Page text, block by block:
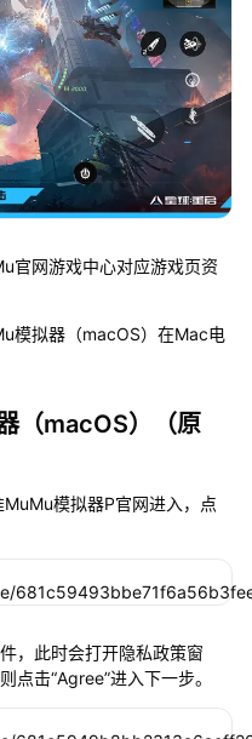
官网游戏中心对应游戏页资
模拟器（macOS）在Mac电
（macOS）（原
模拟器P官网进入，点
，此时会打开隐私政策窗
点击“Agree”进入下一步。